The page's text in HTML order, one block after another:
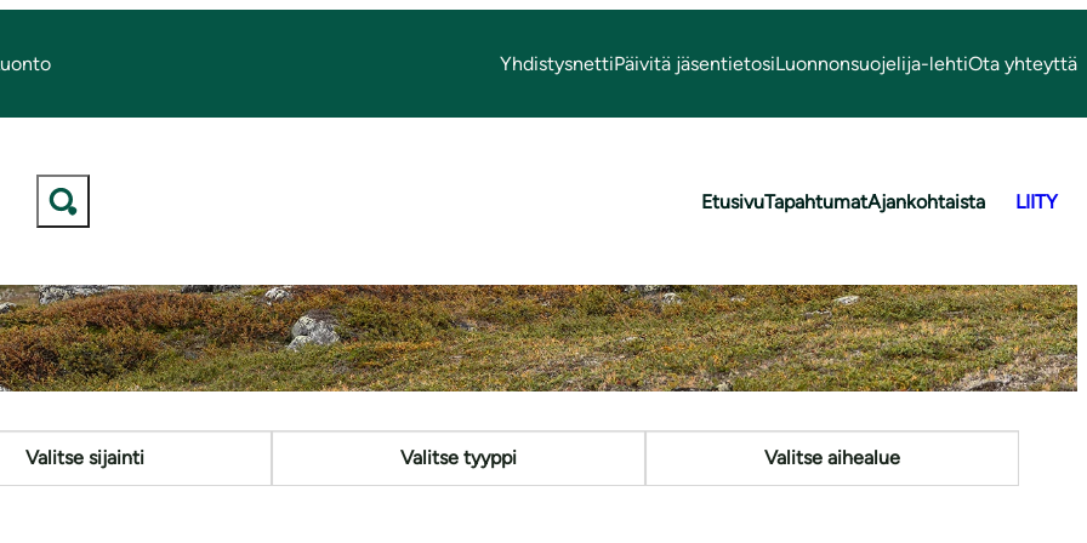
YhdistysnettiPäivitä jäsentietosiLuonnonsuojelija-lehtiOta yhteyttä
EtusivuTapahtumatAjankohtaista LIITY